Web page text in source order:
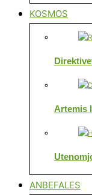
KOSMOS
Artemis
ANBEFALES